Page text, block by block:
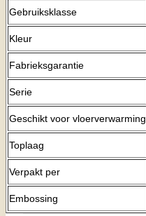
Gebruiksklasse
Kleur
Fabrieksgarantie
Serie
Geschikt voor vloerverwarming
Toplaag
Verpakt per
Embossing